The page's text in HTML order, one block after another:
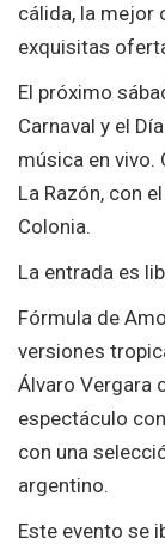
cálida, la mejor
exquisitas
El próximo
Carnaval y el
música en vivo.
La Razón, con
Colonia.
La entrada es
Fórmula de
versiones
Álvaro Vergara
espectáculo
con una
argentino.
Este evento se